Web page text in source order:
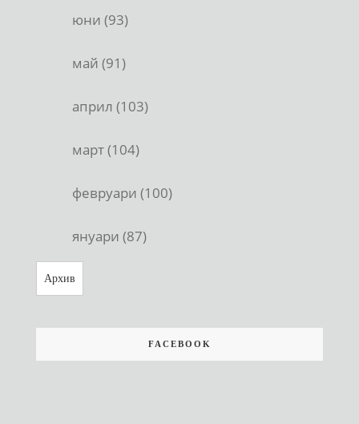
юни (93)
май (91)
април (103)
март (104)
февруари (100)
януари (87)
Архив
FACEBOOK